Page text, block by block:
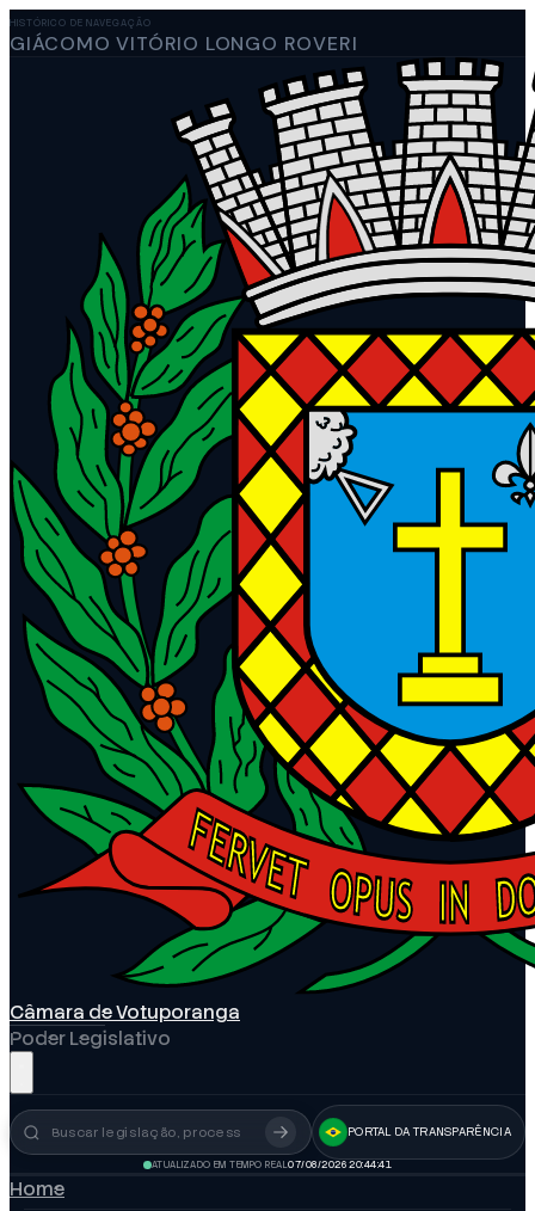
HISTÓRICO DE NAVEGAÇÃO
GIÁCOMO VITÓRIO LONGO ROVERI
Câmara de Votuporanga
Poder Legislativo
Busca no portal PORTAL DA TRANSPARÊNCIA
ATUALIZADO EM TEMPO REAL07/08/2026 20:44:42
Home